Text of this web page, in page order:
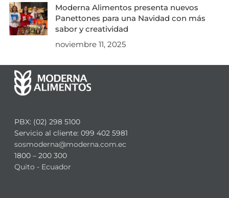
Moderna Alimentos presenta nuevos
Panettones para una Navidad con más
sabor y creatividad
noviembre 11, 2025
PBX: (02) 298 5100
Servicio al cliente: 099 402 5981
sosmoderna@moderna.com.ec
1800 – 200 300
Quito - Ecuador